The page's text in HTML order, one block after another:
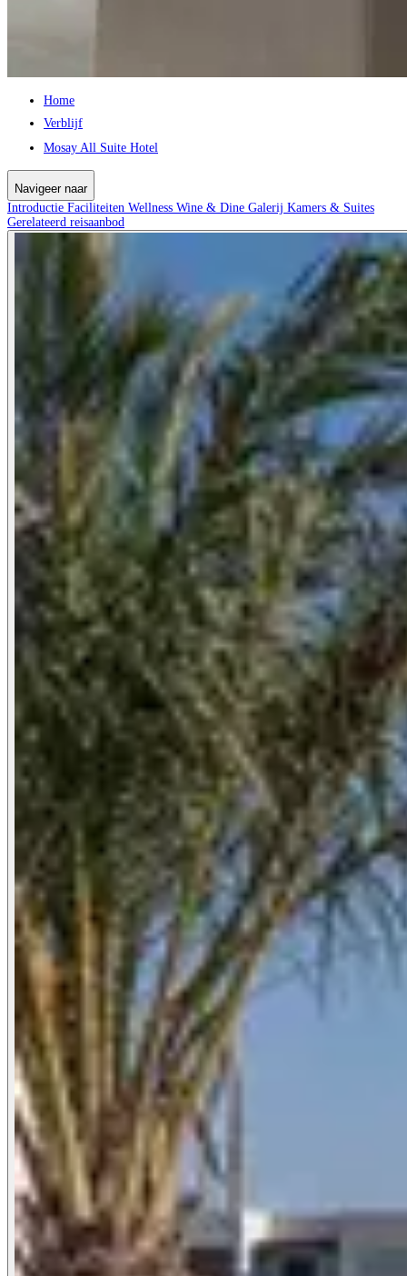
Home
Verblijf
Mosay All Suite Hotel
Navigeer naar
Introductie Faciliteiten Wellness Wine & Dine Galerij Kamers & Suites
Gerelateerd reisaanbod